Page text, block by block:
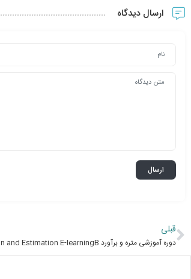
ارسال دیدگاه
قبلی
دوره آموزشی متره و برآورد Calculation and Estimation E-learningB